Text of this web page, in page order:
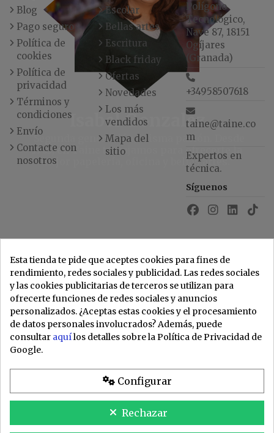
Isabel Gonzalez
"Segunda generación, misma pasión. Desde
1965, en Taine trabajamos para ofrecerte la
mejor papelería, oficina y bellas artes."
Blog
Pago seguro
Política de
cookies
Política de
privacidad
Términos y
condiciones
Envío
Contacte con
nosotros
Escolar
Bellas artes
Escritura
Black friday
Ofertas
Novedades
Los más
vendidos
Mapa del
sitio
Polígono
Tecnológico,
Nave 87, 18151
Ogíjares
(Granada)
+34958507618
taine@taine.co
m
Expertos en
técnica.
Síguenos
Esta tienda te pide que aceptes cookies para fines de
rendimiento, redes sociales y publicidad. Las redes sociales
y las cookies publicitarias de terceros se utilizan para
ofrecerte funciones de redes sociales y anuncios
personalizados. ¿Aceptas estas cookies y el procesamiento
de datos personales involucrados? Además, puede
consultar aquílos detalles sobre la Política de Privacidad de
Google.
Configurar
Rechazar